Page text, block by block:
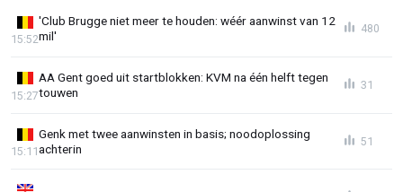
'Club Brugge niet meer te houden: wéér aanwinst van 12
mil'
15:52
480
AA Gent goed uit startblokken: KVM na één helft tegen
touwen
15:27
31
Genk met twee aanwinsten in basis; noodoplossing
achterin
15:11
51